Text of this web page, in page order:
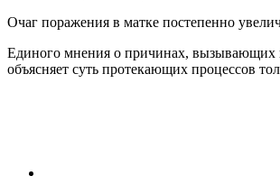
Очаг поражения в матке постепенно
Единого мнения о причинах, вызывающих
объясняет суть протекающих процессов